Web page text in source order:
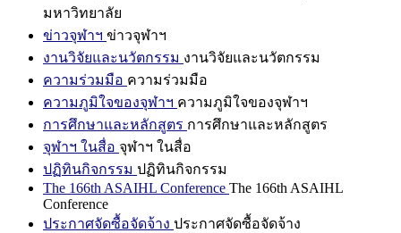
มหาวิทยาลัย
ข่าวจุฬาฯ ข่าวจุฬาฯ
งานวิจัยและนวัตกรรม งานวิจัยและนวัตกรรม
ความร่วมมือ ความร่วมมือ
ความภูมิใจของจุฬาฯ ความภูมิใจของจุฬาฯ
การศึกษาและหลักสูตร การศึกษาและหลักสูตร
จุฬาฯ ในสื่อ จุฬาฯ ในสื่อ
ปฏิทินกิจกรรม ปฏิทินกิจกรรม
The 166th ASAIHL Conference The 166th ASAIHL
Conference
ประกาศจัดซื้อจัดจ้าง ประกาศจัดซื้อจัดจ้าง